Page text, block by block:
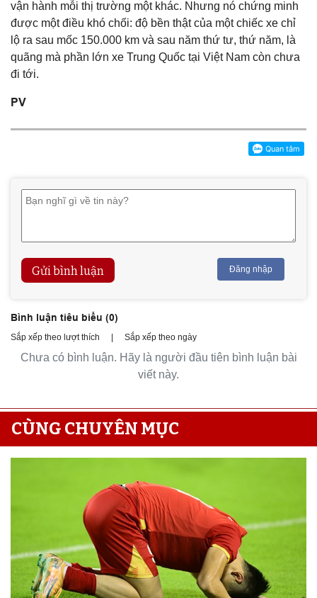
vận hành mỗi thị trường một khác. Nhưng nó chứng minh
được một điều khó chối: độ bền thật của một chiếc xe chỉ
lộ ra sau mốc 150.000 km và sau năm thứ tư, thứ năm, là
quãng mà phần lớn xe Trung Quốc tại Việt Nam còn chưa
đi tới.
PV
Gửi bình luận Đăng nhập
Bình luận tiêu biểu (0)
Sắp xếp theo lượt thích | Sắp xếp theo ngày
Chưa có bình luận. Hãy là người đầu tiên bình luận bài
viết này.
CÙNG CHUYÊN MỤC